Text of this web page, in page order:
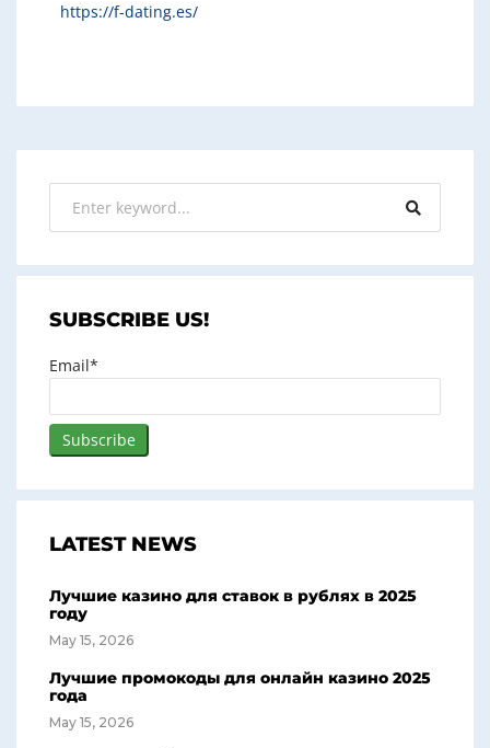
https://f-dating.es/
SUBSCRIBE US!
Email*
LATEST NEWS
Лучшие казино для ставок в рублях в 2025
году
May 15, 2026
Лучшие промокоды для онлайн казино 2025
года
May 15, 2026